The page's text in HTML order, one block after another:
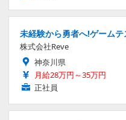
未経験から勇者へ!ゲーム
株式会社Reve
神奈川県
月給28万円～35万円
正社員